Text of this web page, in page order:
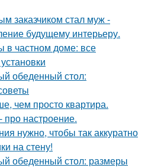
заказчиком стал муж -
будущему интерьеру.
частном доме: все
обеденный стол:
чем просто квартира.
про настроение.
нужно, чтобы так аккуратно
на стену!
обеденный стол: размеры